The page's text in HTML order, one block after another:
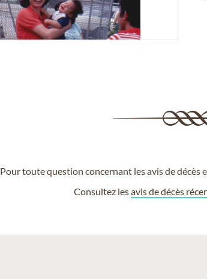
Pour toute question concernant les avis de décès
Consultez lesavis de décès